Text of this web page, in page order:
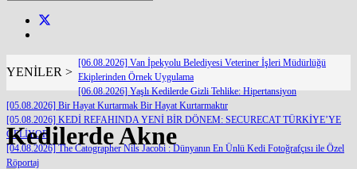
YENİLER >
[06.08.2026] Van İpekyolu Belediyesi Veteriner İşleri Müdürlüğü
Ekiplerinden Örnek Uygulama
[06.08.2026] Yaşlı Kedilerde Gizli Tehlike: Hipertansiyon
[05.08.2026] Bir Hayat Kurtarmak Bir Hayat Kurtarmaktır
[05.08.2026] KEDİ REFAHINDA YENİ BİR DÖNEM: SECURECAT TÜRKİYE’YE
GELİYOR
[04.08.2026] The Catographer Nils Jacobi : Dünyanın En Ünlü Kedi Fotoğrafçısı ile Özel
Röportaj
Kedilerde Akne